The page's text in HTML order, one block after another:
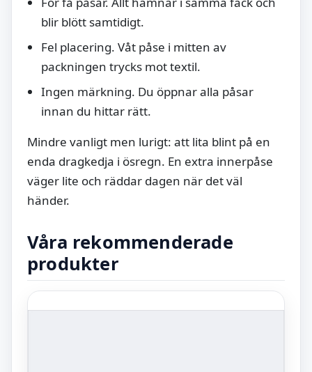
blir blött samtidigt.
Fel placering. Våt påse i mitten av
packningen trycks mot textil.
Ingen märkning. Du öppnar alla påsar
innan du hittar rätt.
Mindre vanligt men lurigt: att lita blint på en
enda dragkedja i ösregn. En extra innerpåse
väger lite och räddar dagen när det väl
händer.
Våra rekommenderade
produkter